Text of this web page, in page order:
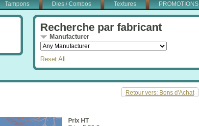
Tampons Dies / Combos Textures PROMOTIONS
Recherche par fabricant
Manufacturer
Reset All
Retour vers: Bons d'Achat
Prix HT